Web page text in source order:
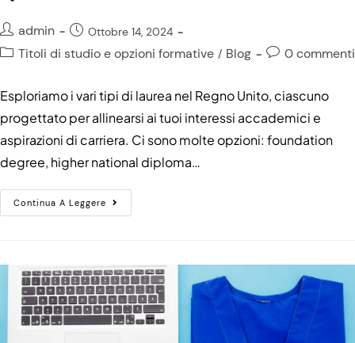
admin Ottobre 14, 2024
Titoli di studio e opzioni formative / Blog 0 commenti
Esploriamo i vari tipi di laurea nel Regno Unito, ciascuno
progettato per allinearsi ai tuoi interessi accademici e
aspirazioni di carriera. Ci sono molte opzioni: foundation
degree, higher national diploma…
Continua A Leggere